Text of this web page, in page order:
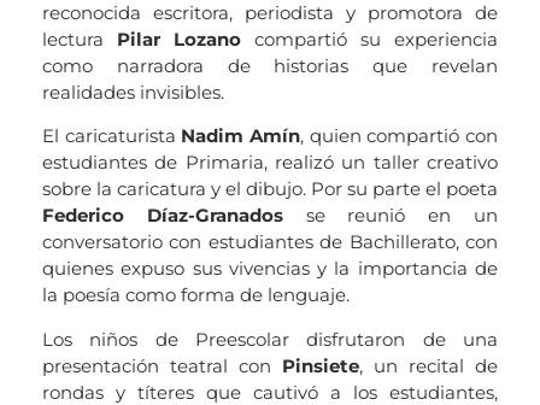
reconocida escritora, periodista y promotora de
lectura Pilar Lozano compartió su experiencia
como narradora de historias que revelan
realidades invisibles.
El caricaturista Nadim Amín, quien compartió con
estudiantes de Primaria, realizó un taller creativo
sobre la caricatura y el dibujo. Por su parte el poeta
Federico Díaz-Granadosse reunió en un
conversatorio con estudiantes de Bachillerato, con
quienes expuso sus vivencias y la importancia de
la poesía como forma de lenguaje.
Los niños de Preescolar disfrutaron de una
presentación teatral con Pinsiete, un recital de
rondas y títeres que cautivó a los estudiantes,